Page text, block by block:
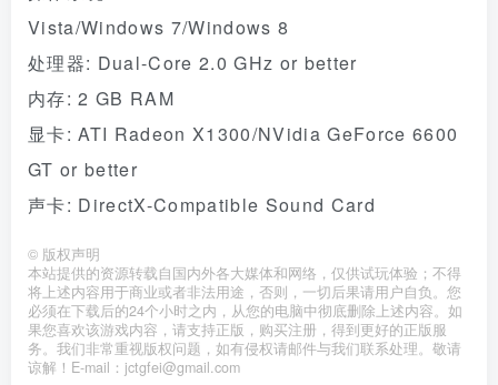
Vista/Windows 7/Windows 8
处理器: Dual-Core 2.0 GHz or better
内存: 2 GB RAM
显卡: ATI Radeon X1300/NVidia GeForce 6600
GT or better
声卡: DirectX-Compatible Sound Card
© 版权声明
本站提供的资源转载自国内外各大媒体和网络，仅供试玩体验；不得
将上述内容用于商业或者非法用途，否则，一切后果请用户自负。您
必须在下载后的24个小时之内，从您的电脑中彻底删除上述内容。如
果您喜欢该游戏内容，请支持正版，购买注册，得到更好的正版服
务。我们非常重视版权问题，如有侵权请邮件与我们联系处理。敬请
谅解！E-mail：jctgfei@gmail.com